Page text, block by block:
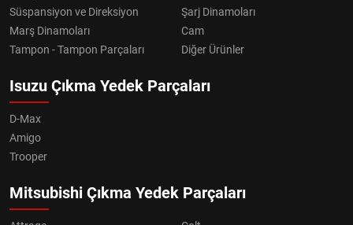
Süspansiyon ve Direksiyon
Şarj Dinamoları
Marş Dinamoları
Cam
Tampon - Tampon Parçaları
Diğer Ürünler
Isuzu Çıkma Yedek Parçaları
D-Max
Amigo
Trooper
Mitsubishi Çıkma Yedek Parçaları